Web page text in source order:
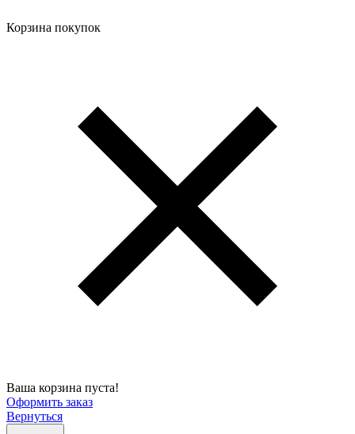
Корзина покупок
Ваша корзина пуста!
Оформить заказ
Вернуться